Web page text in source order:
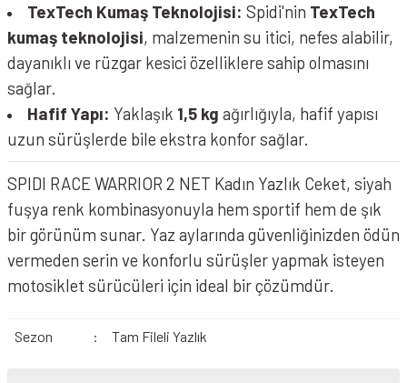
TexTech Kumaş Teknolojisi: Spidi'nin TexTech
kumaş teknolojisi, malzemenin su itici, nefes alabilir,
dayanıklı ve rüzgar kesici özelliklere sahip olmasını
sağlar.
Hafif Yapı: Yaklaşık 1,5 kg ağırlığıyla, hafif yapısı
uzun sürüşlerde bile ekstra konfor sağlar.
SPIDI RACE WARRIOR 2 NET Kadın Yazlık Ceket, siyah
fuşya renk kombinasyonuyla hem sportif hem de şık
bir görünüm sunar. Yaz aylarında güvenliğinizden ödün
vermeden serin ve konforlu sürüşler yapmak isteyen
motosiklet sürücüleri için ideal bir çözümdür.
Sezon : Tam Fileli Yazlık